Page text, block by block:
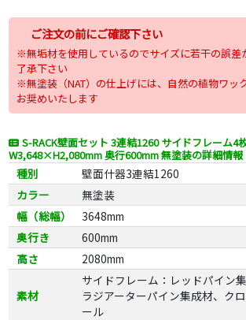
ご注文の前にご確認下さい
※無垢材を使用しているのでサイズに若干の誤差
了承下さい
※無塗装（NAT）の仕上げには、自然の植物ワッ
お奨めいたします
S-RACK壁面セット 3連結1260 サイドフレーム4
W3,648×H2,080mm 奥行600mm 無塗装の詳細情報
種別
壁面什器3連結1260
カラー
無塗装
幅（総幅）
3648mm
奥行き
600mm
高さ
2080mm
素材
サイドフレーム：レッドパイン
ラジアーターパイン集成材、ク
ール